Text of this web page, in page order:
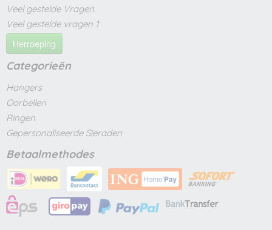
Veel gestelde Vragen.
Veel gestelde vragen 1
Herroeping
Categorieën
Hangers
Oorbellen
Ringen
Gepersonaliseerde Sieraden
Betaalmethodes